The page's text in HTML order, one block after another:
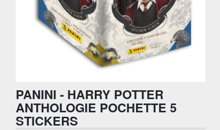
PANINI - HARRY POTTER
ANTHOLOGIE POCHETTE 5
STICKERS